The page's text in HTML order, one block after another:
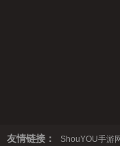
友情链接： ShouYOU手游